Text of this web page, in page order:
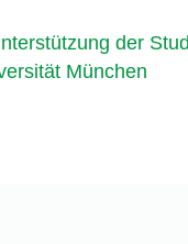
der
München